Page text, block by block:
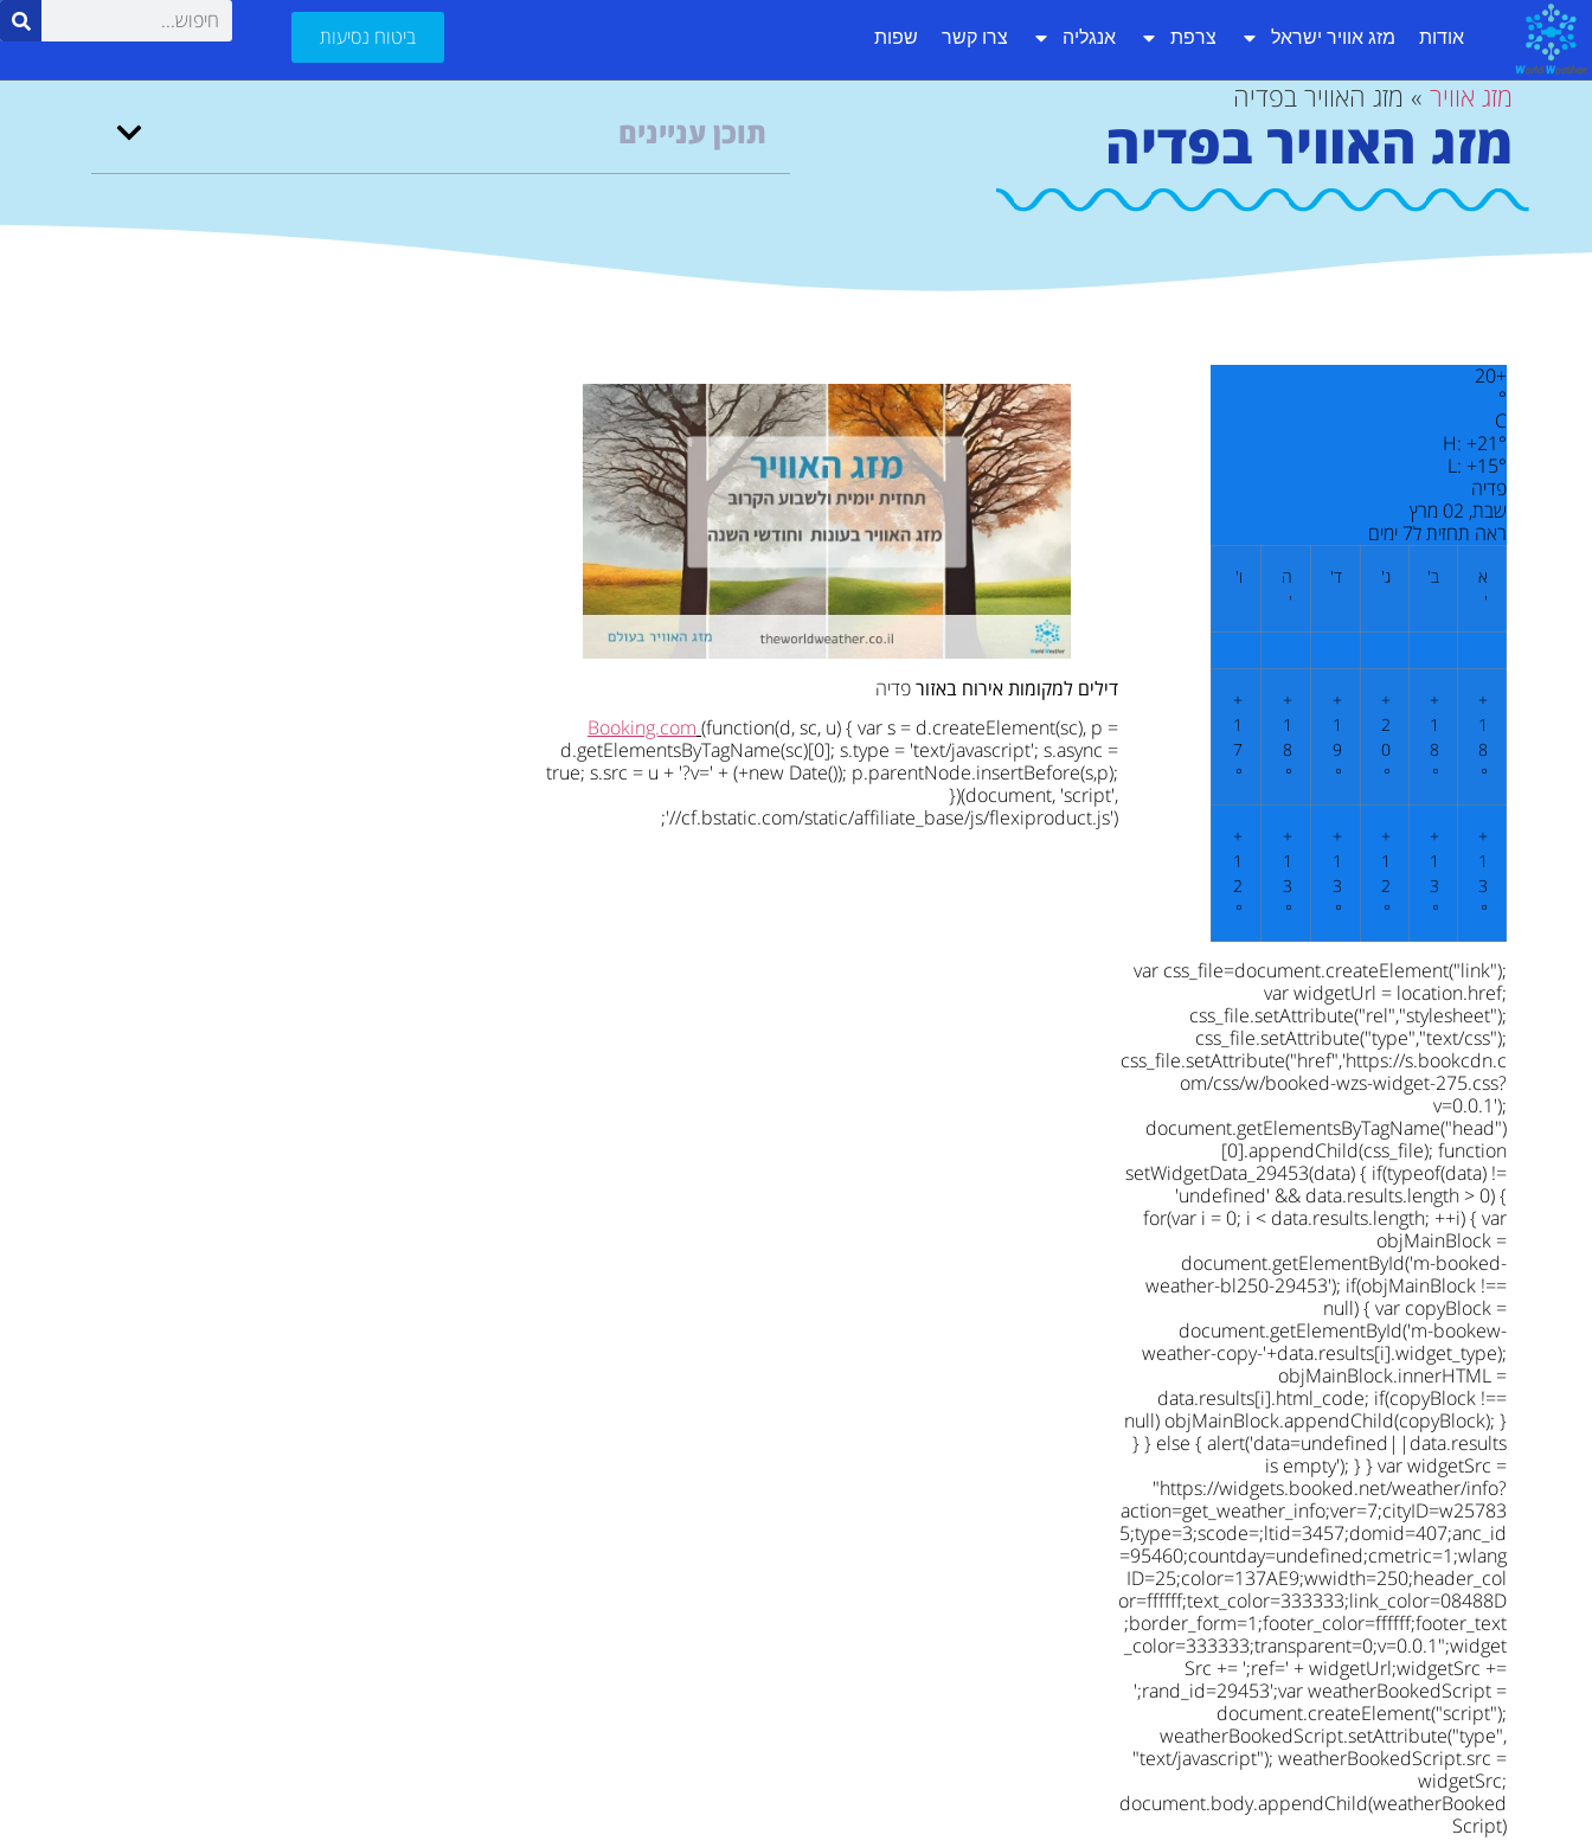
אודות מזג אוויר ישראל צרפת אנגליה צרו קשר שפות ביטוח נסיעות
מזג אוויר » מזג האוויר בפדיה
מזג האוויר בפדיה תוכן עניינים
+
20
°
C
H: +21°
L: +15°
פדיה
שבת, 02 מרץ
ראה תחזית ל7 ימים
א
'
ב' ג' ד'
ה
'
ו'
+
1
8
°
+
1
8
°
+
2
0
°
+
1
9
°
+
1
8
°
+
1
7
°
+
1
3
°
+
1
3
°
+
1
2
°
+
1
3
°
+
1
3
°
+
1
2
°
var css_file=document.createElement("link");
var widgetUrl = location.href;
css_file.setAttribute("rel","stylesheet");
css_file.setAttribute("type","text/css");
css_file.setAttribute("href",'https://s.bookcdn.c
om/css/w/booked-wzs-widget-275.css?
v=0.0.1');
document.getElementsByTagName("head")
[0].appendChild(css_file); function
setWidgetData_29453(data) { if(typeof(data) !=
'undefined' && data.results.length > 0) {
for(var i = 0; i < data.results.length; ++i) { var
objMainBlock =
document.getElementById('m-booked-
weather-bl250-29453'); if(objMainBlock !==
null) { var copyBlock =
document.getElementById('m-bookew-
weather-copy-'+data.results[i].widget_type);
objMainBlock.innerHTML =
data.results[i].html_code; if(copyBlock !==
null) objMainBlock.appendChild(copyBlock); }
} } else { alert('data=undefined||data.results
is empty'); } } var widgetSrc =
"https://widgets.booked.net/weather/info?
action=get_weather_info;ver=7;cityID=w25783
5;type=3;scode=;ltid=3457;domid=407;anc_id
=95460;countday=undefined;cmetric=1;wlang
ID=25;color=137AE9;wwidth=250;header_col
or=ffffff;text_color=333333;link_color=08488D
;border_form=1;footer_color=ffffff;footer_text
_color=333333;transparent=0;v=0.0.1";widget
Src += ';ref=' + widgetUrl;widgetSrc +=
';rand_id=29453';var weatherBookedScript =
document.createElement("script");
weatherBookedScript.setAttribute("type",
"text/javascript"); weatherBookedScript.src =
widgetSrc;
document.body.appendChild(weatherBooked
Script)
דילים למקומות אירוח באזורפדיה
Booking.com (function(d, sc, u) { var s = d.createElement(sc), p =
d.getElementsByTagName(sc)[0]; s.type = 'text/javascript'; s.async =
true; s.src = u + '?v=' + (+new Date()); p.parentNode.insertBefore(s,p);
})(document, 'script',
'//cf.bstatic.com/static/affiliate_base/js/flexiproduct.js');